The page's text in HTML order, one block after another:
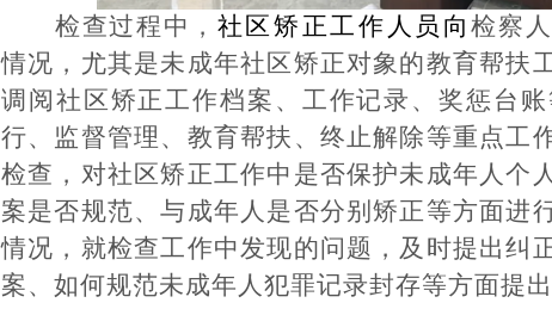
检查过程中， 社区矫正工作人员向检察
情况，尤其是未成年社区矫正对象的教育帮扶
调阅社区矫正工作档案、工作记录、奖惩台
行、监督管理、教育帮扶、终止解除等重点工
检查，对社区矫正工作中是否保护未成年人个
案是否规范、与成年人是否分别矫正等方面进
情况，就检查工作中发现的问题，及时提出纠
案、如何规范未成年人犯罪记录封存等方面提出